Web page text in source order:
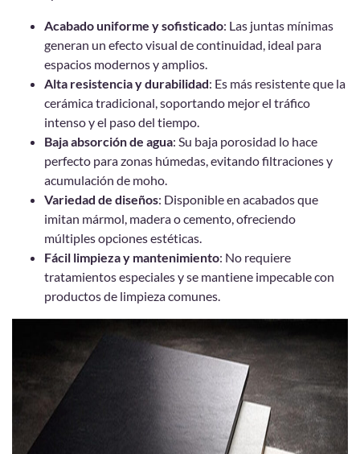
Acabado uniforme y sofisticado: Las juntas mínimas
generan un efecto visual de continuidad, ideal para
espacios modernos y amplios.
Alta resistencia y durabilidad: Es más resistente que la
cerámica tradicional, soportando mejor el tráfico
intenso y el paso del tiempo.
Baja absorción de agua: Su baja porosidad lo hace
perfecto para zonas húmedas, evitando filtraciones y
acumulación de moho.
Variedad de diseños: Disponible en acabados que
imitan mármol, madera o cemento, ofreciendo
múltiples opciones estéticas.
Fácil limpieza y mantenimiento: No requiere
tratamientos especiales y se mantiene impecable con
productos de limpieza comunes.